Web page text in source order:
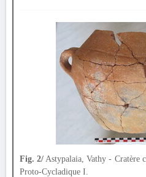
Fig. 2/ Astypalaia, Vathy - Cratère
Proto-Cycladique I.